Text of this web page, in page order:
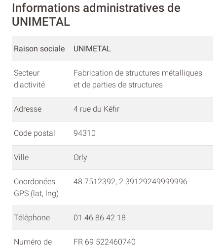
Informations administratives de
UNIMETAL
Raison sociale UNIMETAL
Secteur
d'activité
Fabrication de structures métalliques
et de parties de structures
Adresse 4 rue du Kéfir
Code postal 94310
Ville Orly
Coordonées
GPS (lat, lng)
48.7512392, 2.39129249999996
Téléphone 01 46 86 42 18
Numéro de
FR 69 522460740